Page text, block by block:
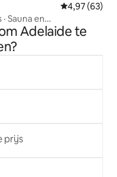
Gemiddelde
4,97 (63)
Sauna en
Adelaide te
prijs